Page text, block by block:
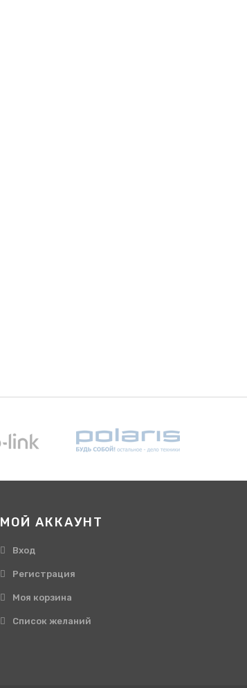
МОЙ АККАУНТ
Вход
Регистрация
Моя корзина
Cписок желаний